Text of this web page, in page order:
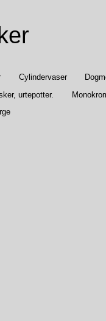
Cylindervaser
urtepotter.